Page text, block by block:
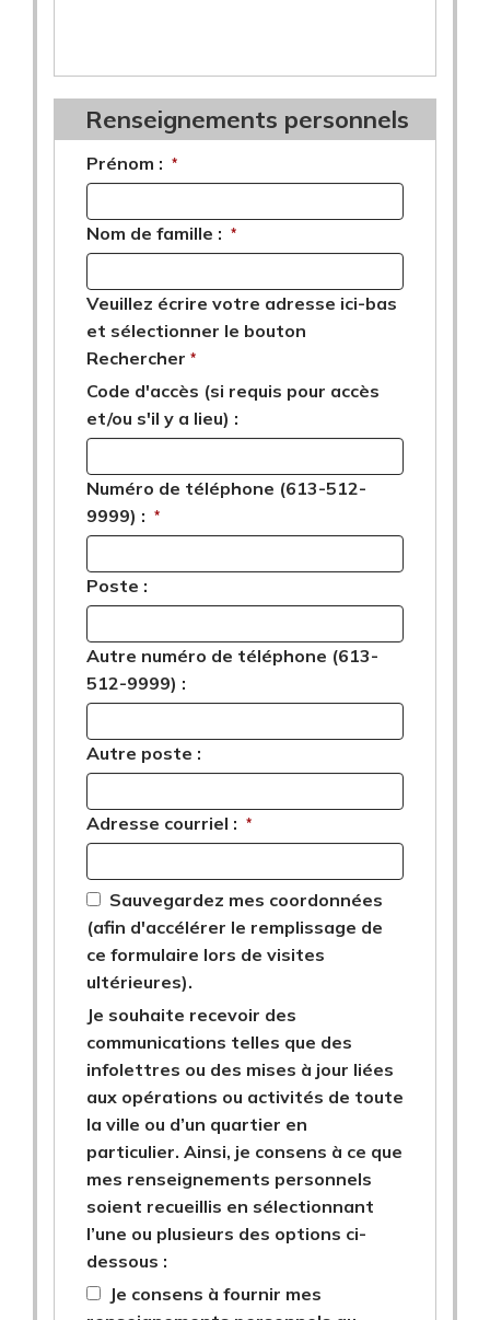
Renseignements personnels
Prénom : *
Nom de famille : *
Veuillez écrire votre adresse ici-bas
et sélectionner le bouton
Rechercher *
Code d'accès (si requis pour accès
et/ou s'il y a lieu) :
Numéro de téléphone (613-512-
9999) : *
Poste :
Autre numéro de téléphone (613-
512-9999) :
Autre poste :
Adresse courriel : *
Sauvegardez mes coordonnées
(afin d'accélérer le remplissage de
ce formulaire lors de visites
ultérieures).
Je souhaite recevoir des
communications telles que des
infolettres ou des mises à jour liées
aux opérations ou activités de toute
la ville ou d’un quartier en
particulier. Ainsi, je consens à ce que
mes renseignements personnels
soient recueillis en sélectionnant
l’une ou plusieurs des options ci-
dessous :
Je consens à fournir mes